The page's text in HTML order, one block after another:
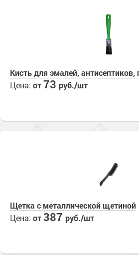
Кисть для эмалей, антисептиков,
Цена: от73 руб./шт
Щетка с металлической щетиной
Цена: от387 руб./шт